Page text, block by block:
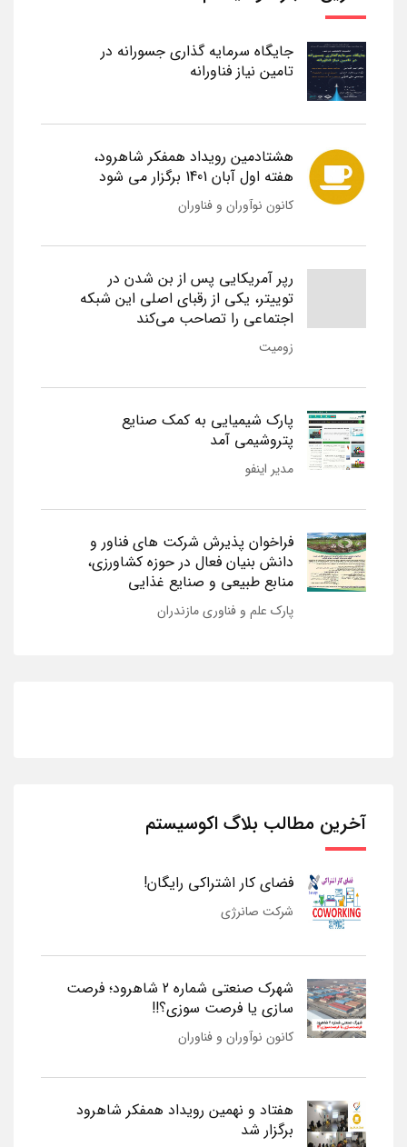
جایگاه سرمایه گذاری جسورانه در
تامین نیاز فناورانه
هشتادمین رویداد همفکر شاهرود،
هفته اول آبان 1401 برگزار می شود
کانون نوآوران و فناوران
رپر آمریکایی پس از بن شدن در
توییتر، یکی از رقبای اصلی این شبکه
اجتماعی را تصاحب می‌کند
زومیت
پارک شیمیایی به کمک صنایع
پتروشیمی آمد
مدیر اینفو
فراخوان پذیرش شرکت های فناور و
دانش بنیان فعال در حوزه کشاورزی،
منابع طبیعی و صنایع غذایی
پارک علم و فناوری مازندران
آخرین مطالب بلاگ اکوسیستم
فضای کار اشتراکی رایگان!
شرکت صانرژی
شهرک صنعتی شماره 2 شاهرود؛ فرصت
سازی یا فرصت سوزی؟!!
کانون نوآوران و فناوران
هفتاد و نهمین رویداد همفکر شاهرود
برگزار شد